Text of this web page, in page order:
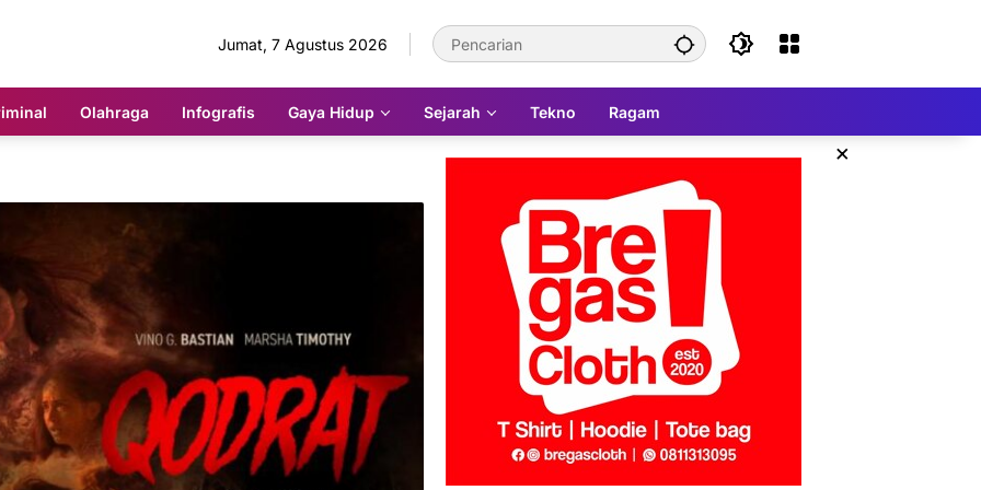
Jumat, 7 Agustus 2026
Olahraga Infografis Gaya Hidup Sejarah Tekno Ragam
×